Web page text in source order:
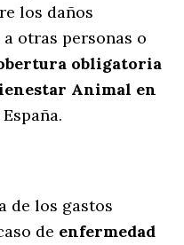
los daños
otras personas o
obligatoria
Animal en
de los gastos
de enfermedad